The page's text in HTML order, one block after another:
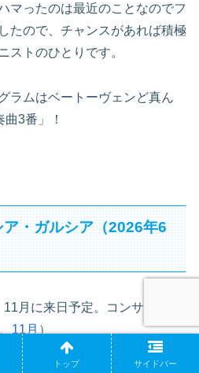
マったのは最近のことなのでフ
たので、チャンスがあれば積極
ストのひとりです。
ラムはベートーヴェンど真ん
曲3番」！
・ガルシア（2026年6
月に来日予定。コンサート情
、11月）
トップ サイドバー